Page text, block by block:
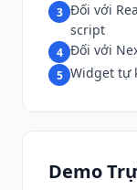
3 Đối với
script
4 Đối với
5 Widget tự
Demo